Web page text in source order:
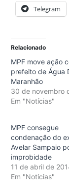
Telegram
Relacionado
MPF move ação
prefeito de Água
Maranhão
30 de novembro
Em "Notícias"
MPF consegue
condenação do
Avelar Sampaio
improbidade
11 de abril de
Em "Notícias"